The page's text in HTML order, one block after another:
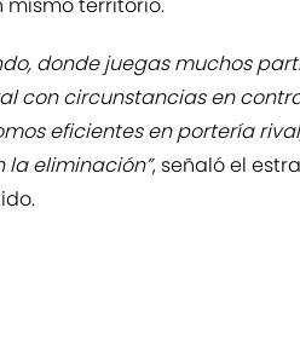
mismo territorio.
donde juegas muchos
con circunstancias en
eficientes en portería
la eliminación”, señaló el